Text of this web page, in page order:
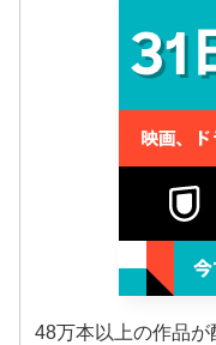
48万本以上の作品